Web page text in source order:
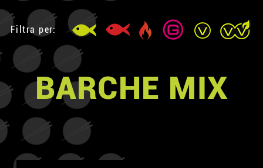
Filtra per:
BARCHE MIX